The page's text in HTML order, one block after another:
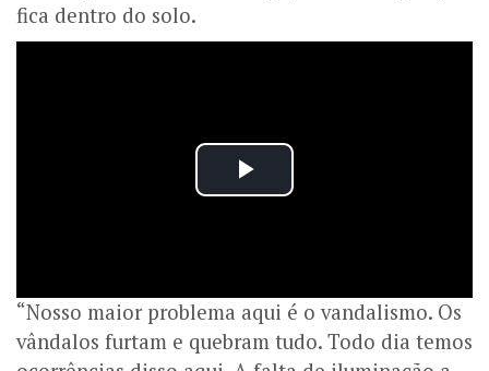
fica dentro do solo.
“Nosso maior problema aqui é o vandalismo. Os
vândalos furtam e quebram tudo. Todo dia temos